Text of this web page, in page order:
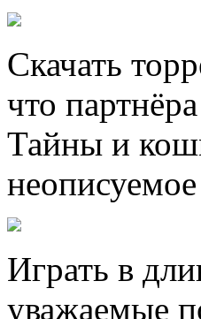
Скачать
что
Тайны и
Играть в
уважаемые